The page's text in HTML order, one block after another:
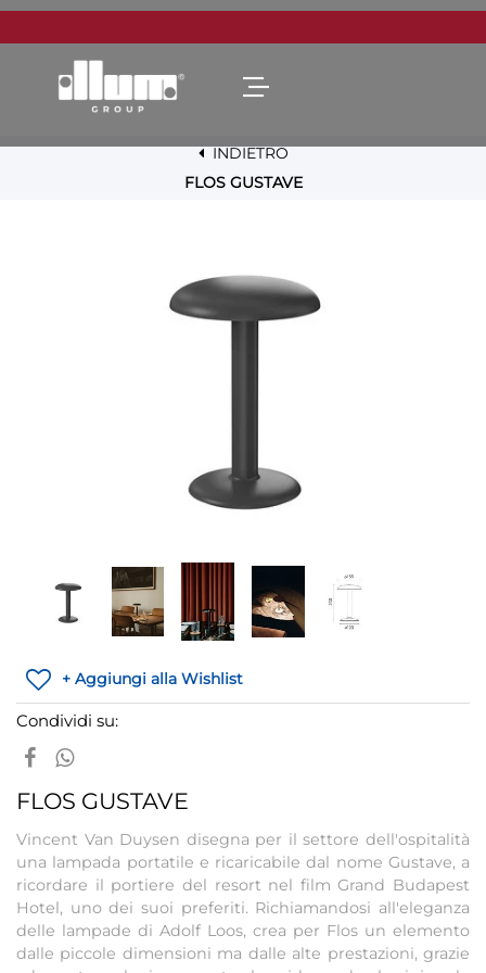
Open menu
INDIETRO
FLOS GUSTAVE
+ Aggiungi alla Wishlist
Condividi su:
FLOS GUSTAVE
Vincent Van Duysen disegna per il settore dell'ospitalità
una lampada portatile e ricaricabile dal nome Gustave, a
ricordare il portiere del resort nel film Grand Budapest
Hotel, uno dei suoi preferiti. Richiamandosi all'eleganza
delle lampade di Adolf Loos, crea per Flos un elemento
dalle piccole dimensioni ma dalle alte prestazioni, grazie